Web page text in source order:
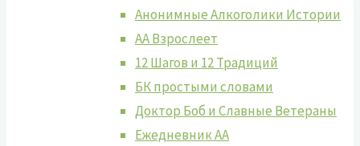
Анонимные Алкоголики Истории
АА Взрослеет
12 Шагов и 12 Традиций
БК простыми словами
Доктор Боб и Славные Ветераны
Ежедневник АА